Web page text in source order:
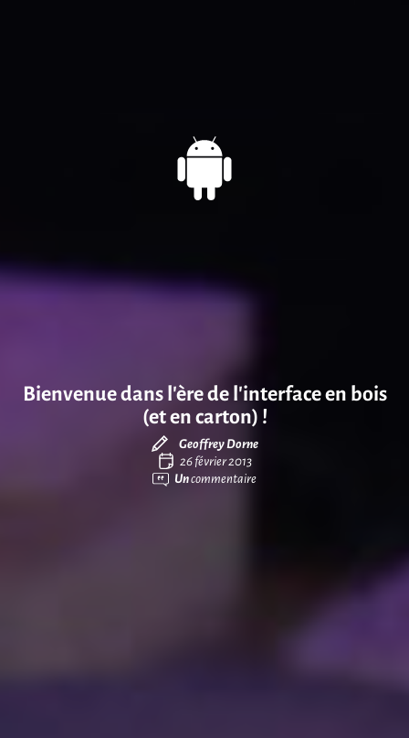
Bienvenue dans l’ère de l’interface en bois
(et en carton) !
Geoffrey Dorne
26 février 2013
Uncommentaire